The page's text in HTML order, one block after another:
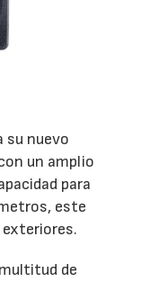
su nuevo
un amplio
para
este
exteriores.
de